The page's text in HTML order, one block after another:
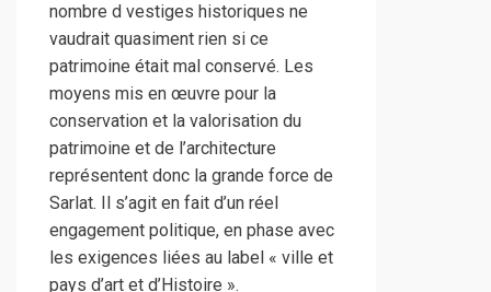
nombre d vestiges historiques ne
vaudrait quasiment rien si ce
patrimoine était mal conservé. Les
moyens mis en œuvre pour la
conservation et la valorisation du
patrimoine et de l’architecture
représentent donc la grande force de
Sarlat. Il s’agit en fait d’un réel
engagement politique, en phase avec
les exigences liées au label « ville et
pays d’art et d’Histoire ».